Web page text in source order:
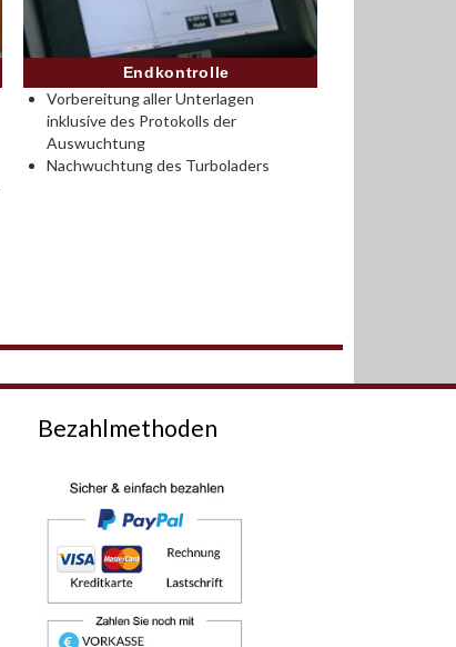
Endkontrolle
Vorbereitung aller Unterlagen
inklusive des Protokolls der
Auswuchtung
Nachwuchtung des Turboladers
Bezahlmethoden